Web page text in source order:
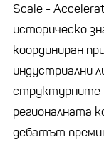
Scale -
историческо
координиран
индустриални
структурните
регионалната
дебатът